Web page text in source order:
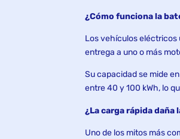
¿Cómo funciona la
Los vehículos eléctricos
entrega a uno o más
Su capacidad se mide
entre 40 y 100 kWh, lo
¿La carga rápida daña
Uno de los mitos más